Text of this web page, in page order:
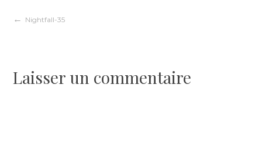
Navigation
l’article
Nightfall-35
Laisser un commentaire